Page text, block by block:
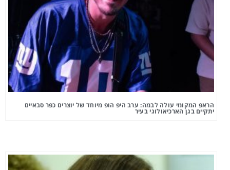
הראפ המקומי עולה לבמה: ערב היפ הופ מיוחד של יוצרים כפר סבאיים
יתקיים בגן הארכיאולוגי בעיר